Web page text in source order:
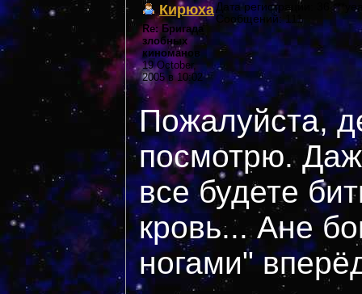
Кирюха
Re: Бригада
злобных
киноманов
19 October,
2005 в 10:02
Дата регистрации: 36
Сообщений: 111
Пожалуйста,
посмотрю.
все будете
кровь... Ане
ногами"